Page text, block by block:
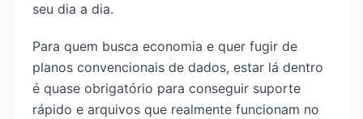
seu dia a dia.
Para quem busca economia e quer fugir de
planos convencionais de dados, estar lá dentro
é quase obrigatório para conseguir suporte
rápido e arquivos que realmente funcionam no